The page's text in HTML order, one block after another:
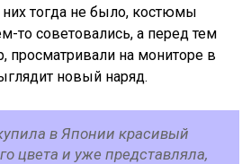
них тогда не было, костюмы
то советовались, а перед тем
просматривали на мониторе в
новый наряд.
в Японии красивый
цвета и уже представляла,